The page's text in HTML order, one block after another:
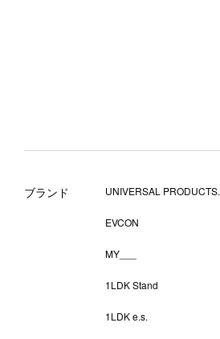
ブランド UNIVERSAL PRODUCTS.
EVCON
MY___
1LDK Stand
1LDK e.s.